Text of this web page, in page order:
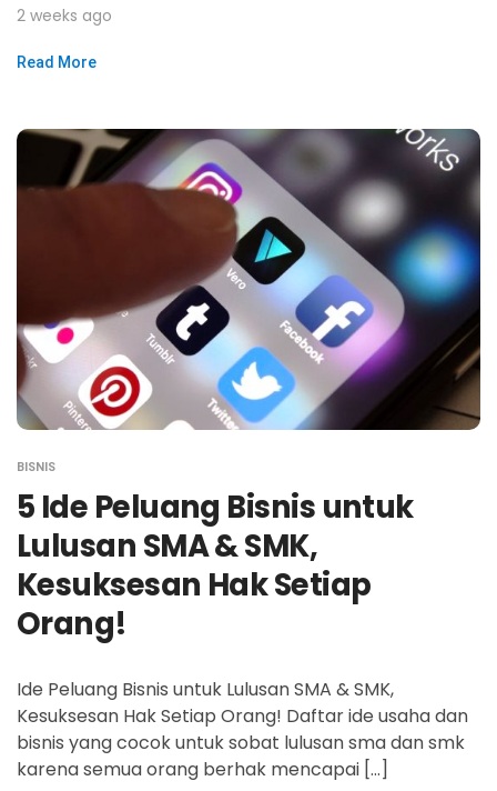
2 weeks ago
Read More
BISNIS
5 Ide Peluang Bisnis untuk
Lulusan SMA & SMK,
Kesuksesan Hak Setiap
Orang!
Ide Peluang Bisnis untuk Lulusan SMA & SMK,
Kesuksesan Hak Setiap Orang! Daftar ide usaha dan
bisnis yang cocok untuk sobat lulusan sma dan smk
karena semua orang berhak mencapai […]